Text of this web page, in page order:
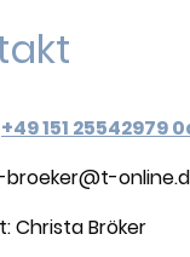
+49 151 25542979
broeker@t-
Christa Bröker